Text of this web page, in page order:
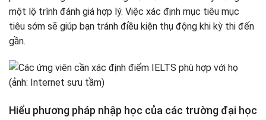
một lộ trình đánh giá hợp lý. Việc xác định mục tiêu mục
tiêu sớm sẽ giúp bạn tránh điều kiện thụ động khi kỳ thi đến
gần.
Hiểu phương pháp nhập học của các trường đại học